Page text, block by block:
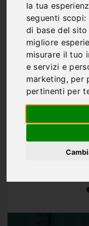
la tua
seguenti scopi:
di base del sito
migliore
misurare il tuo
e servizi e
marketing, per
pertinenti per
Notizie Sportive
al
della